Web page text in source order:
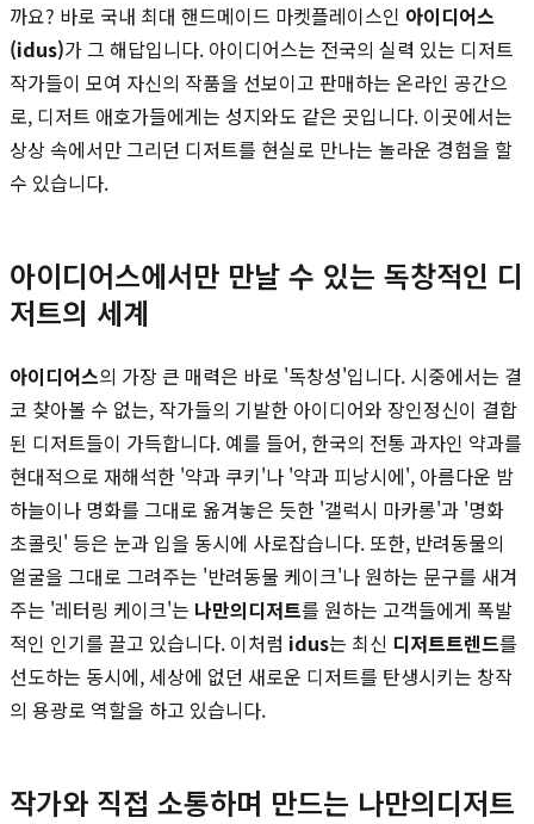
까요? 바로 국내 최대 핸드메이드 마켓플레이스인 아이디어스
(idus)가 그 해답입니다. 아이디어스는 전국의 실력 있는 디저트
작가들이 모여 자신의 작품을 선보이고 판매하는 온라인 공간으
로, 디저트 애호가들에게는 성지와도 같은 곳입니다. 이곳에서는
상상 속에서만 그리던 디저트를 현실로 만나는 놀라운 경험을 할
수 있습니다.
아이디어스에서만 만날 수 있는 독창적인 디
저트의 세계
아이디어스의 가장 큰 매력은 바로 '독창성'입니다. 시중에서는 결
코 찾아볼 수 없는, 작가들의 기발한 아이디어와 장인정신이 결합
된 디저트들이 가득합니다. 예를 들어, 한국의 전통 과자인 약과를
현대적으로 재해석한 '약과 쿠키'나 '약과 피낭시에', 아름다운 밤
하늘이나 명화를 그대로 옮겨놓은 듯한 '갤럭시 마카롱'과 '명화
초콜릿' 등은 눈과 입을 동시에 사로잡습니다. 또한, 반려동물의
얼굴을 그대로 그려주는 '반려동물 케이크'나 원하는 문구를 새겨
주는 '레터링 케이크'는 나만의디저트를 원하는 고객들에게 폭발
적인 인기를 끌고 있습니다. 이처럼 idus는 최신 디저트트렌드를
선도하는 동시에, 세상에 없던 새로운 디저트를 탄생시키는 창작
의 용광로 역할을 하고 있습니다.
작가와 직접 소통하며 만드는 나만의디저트